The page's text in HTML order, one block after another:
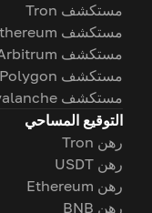
مستكشف Tron
مستكشف Ethereum
مستكشف Arbitrum
مستكشف Polygon
مستكشف Avalanche
التوقيع المساحي
رهن Tron
رهن USDT
رهن Ethereum
رهن BNB